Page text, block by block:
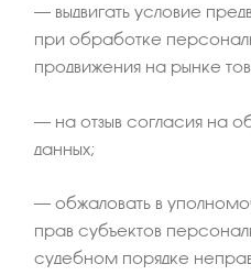
– выдвигать условие
при обработке
продвижения на рынке
– на отзыв согласия на
данных;
– обжаловать в
прав субъектов
судебном порядке